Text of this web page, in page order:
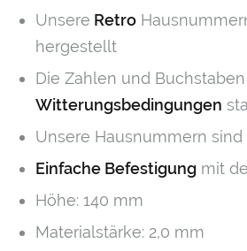
Unsere Retro
hergestellt
Die Zahlen und
Witterungsbedingungen
Unsere Hausnummern
Einfache Befestigung mit
Höhe: 140 mm
Materialstärke: 2,0 mm